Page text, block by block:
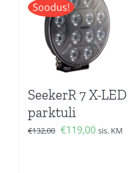
Soodus!
SeekerR 7 X-LED
parktuli
€132,00 Algne
€119,00Current
sis. KM